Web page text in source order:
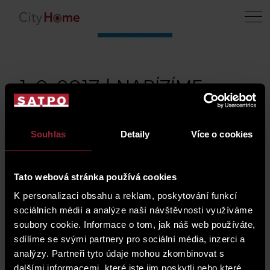
Souhlas Detaily Více o cookies
Tato webová stránka používá cookies
K personalizaci obsahu a reklam, poskytování funkcí
sociálních médií a analýze naší návštěvnosti využíváme
soubory cookie. Informace o tom, jak náš web používáte,
sdílíme se svými partnery pro sociální média, inzerci a
analýzy. Partneři tyto údaje mohou zkombinovat s
dalšími informacemi, které jste jim poskytli nebo které
1. 9. 2017 | NABÍZÍME
VÝHODNĚ - komerční a
kancelářské plochy
Nabízíme cenově
velmi atraktivní
funkční komerční
prostory na